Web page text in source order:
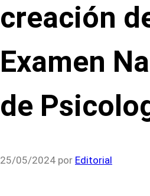
creación
Examen
de
25/05/2024 por Editorial